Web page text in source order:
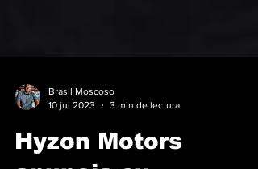
Brasil Moscoso
10 jul 2023
3 min de lectura